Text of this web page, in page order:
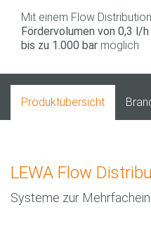
Mit einem Flow
Fördervolumen von 0,3 l/
bis zu 1.000 bar möglich
Produktübersicht
LEWA Flow
Systeme zur